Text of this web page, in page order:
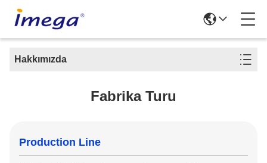
Hakkımızda
Fabrika Turu
Production Line